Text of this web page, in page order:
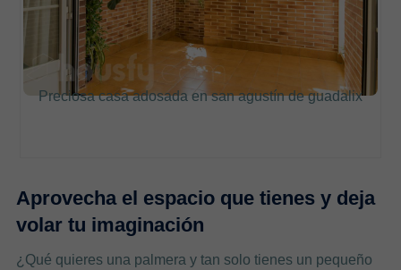
Preciosa casa adosada en san agustín de guadalix
Aprovecha el espacio que tienes y deja
volar tu imaginación
¿Qué quieres una palmera y tan solo tienes un pequeño